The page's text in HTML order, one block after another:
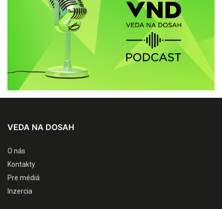
VEDA NA DOSAH
O nás
Kontakty
Pre médiá
Inzercia